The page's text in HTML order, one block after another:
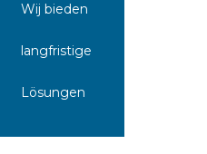
Wij bieden
langfristige
Lösungen